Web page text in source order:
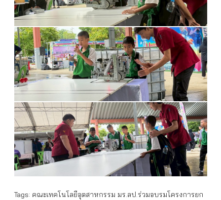
Tags: คณะเทคโนโลยีอุตสาหกรรม มร.ลป.ร่วมอบรมโครงการยก